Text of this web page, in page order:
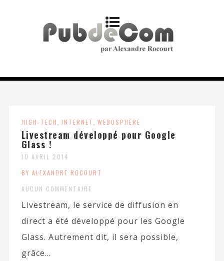
HIGH-TECH, INTERNET, WEBOSPHÈRE
Livestream développé pour Google
Glass !
10 AVRIL 2014
BY ALEXANDRE ROCOURT
AUCUN COMMENTAIRE
Livestream, le service de diffusion en
direct a été développé pour les Google
Glass. Autrement dit, il sera possible,
grâce...